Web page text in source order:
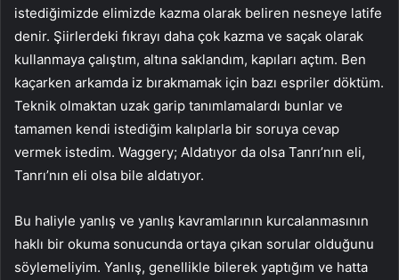
istediğimizde elimizde kazma olarak beliren nesneye latife
denir. Şiirlerdeki fıkrayı daha çok kazma ve saçak olarak
kullanmaya çalıştım, altına saklandım, kapıları açtım. Ben
kaçarken arkamda iz bırakmamak için bazı espriler döktüm.
Teknik olmaktan uzak garip tanımlamalardı bunlar ve
tamamen kendi istediğim kalıplarla bir soruya cevap
vermek istedim. Waggery; Aldatıyor da olsa Tanrı’nın eli,
Tanrı’nın eli olsa bile aldatıyor.
Bu haliyle yanlış ve yanlış kavramlarının kurcalanmasının
haklı bir okuma sonucunda ortaya çıkan sorular olduğunu
söylemeliyim. Yanlış, genellikle bilerek yaptığım ve hatta